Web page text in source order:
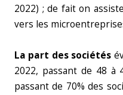
2022) ; de fait on
vers les
La part des sociétés
2022, passant de 48 à
passant de 70% des